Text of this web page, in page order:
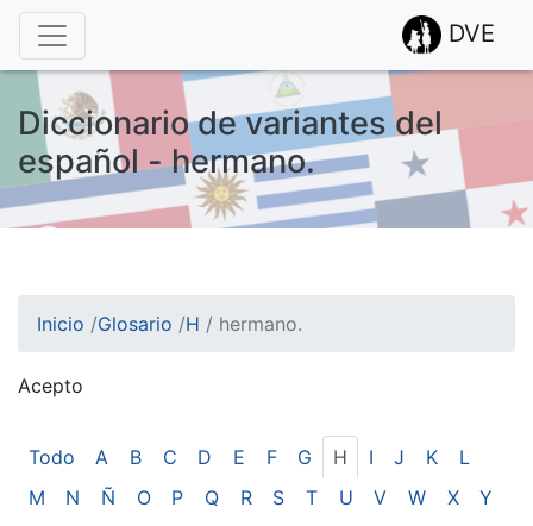
DVE
Diccionario de variantes del
español - hermano.
Inicio /Glosario /H / hermano.
Acepto
Esto nos ayuda a recolectar estadísticas de las visitas.
Todo A B C D E F G H I J K
L
M
N Ñ O P Q R S T U V W X
Y